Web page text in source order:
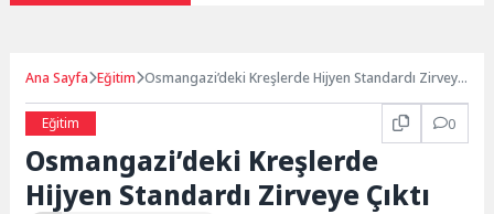
Ana Sayfa Eğitim Osmangazi’deki Kreşlerde Hijyen Standardı Zirveye
Eğitim
0
Osmangazi’deki Kreşlerde
Hijyen Standardı Zirveye Çıktı